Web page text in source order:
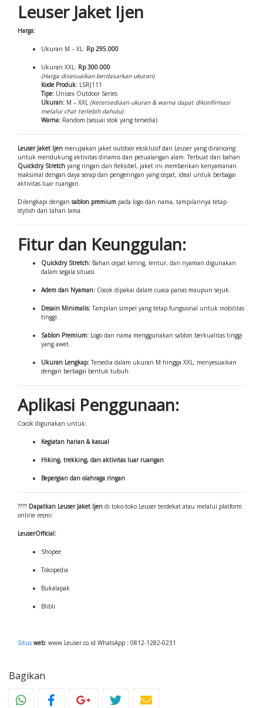
Leuser Jaket Ijen
Harga:
Ukuran M – XL: Rp 295.000
Ukuran XXL: Rp 300.000
(Harga disesuaikan berdasarkan ukuran)
Kode Produk: LSRJ111
Tipe: Unisex Outdoor Series
Ukuran: M – XXL (Ketersediaan ukuran & warna dapat dikonfirmasi
melalui chat terlebih dahulu)
Warna: Random (sesuai stok yang tersedia)
Leuser Jaket Ijen merupakan jaket outdoor eksklusif dari Leuser yang dirancang
untuk mendukung aktivitas dinamis dan petualangan alam. Terbuat dari bahan
Quickdry Stretch yang ringan dan fleksibel, jaket ini memberikan kenyamanan
maksimal dengan daya serap dan pengeringan yang cepat, ideal untuk berbagai
aktivitas luar ruangan.
Dilengkapi dengan sablon premium pada logo dan nama, tampilannya tetap
stylish dan tahan lama.
Fitur dan Keunggulan:
Quickdry Stretch: Bahan cepat kering, lentur, dan nyaman digunakan
dalam segala situasi.
Adem dan Nyaman: Cocok dipakai dalam cuaca panas maupun sejuk.
Desain Minimalis:Tampilan simpel yang tetap fungsional untuk mobilitas
tinggi.
Sablon Premium: Logo dan nama menggunakan sablon berkualitas tinggi
yang awet.
Ukuran Lengkap:Tersedia dalam ukuran M hingga XXL, menyesuaikan
dengan berbagai bentuk tubuh.
Aplikasi Penggunaan:
Cocok digunakan untuk:
Kegiatan harian & kasual
Hiking, trekking, dan aktivitas luar ruangan
Bepergian dan olahraga ringan
???? Dapatkan Leuser Jaket Ijen di toko-toko Leuser terdekat atau melalui platform
online resmi:
LeuserOfficial:
Shopee
Tokopedia
Bukalapak
Blibli
Situs web: www.Leuser.co.id WhatsApp : 0812-1282-0231
Bagikan